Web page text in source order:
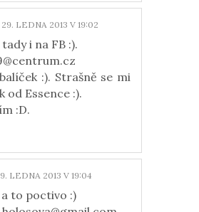
29. LEDNA 2013 V 19:02
tady i na FB :).
:). Strašně se mi
od Essence :).
:D.
LEDNA 2013 V 19:04
to poctivo :)